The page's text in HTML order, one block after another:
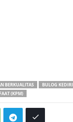
BERKUALITAS
BULOG KEDIRI
(KPM)